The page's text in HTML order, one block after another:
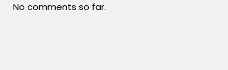
No comments so far.